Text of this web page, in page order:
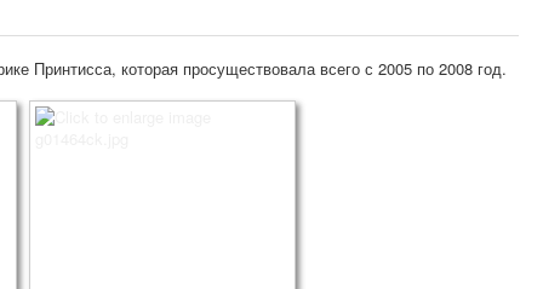
Принтисса, которая просуществовала всего с 2005 по 2008 год.